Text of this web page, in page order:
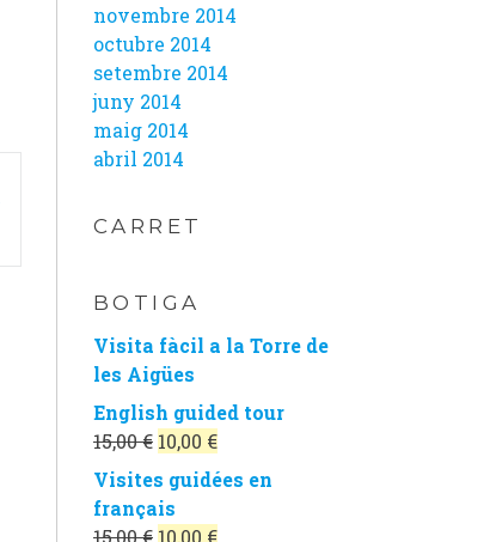
novembre 2014
octubre 2014
setembre 2014
juny 2014
maig 2014
abril 2014
CARRET
BOTIGA
Visita fàcil a la Torre de
les Aigües
English guided tour
15,00€ El
preu
original
era:
10,00 €El
preu
és:
Visites guidées en
français
15,00€ El
10,00 €El